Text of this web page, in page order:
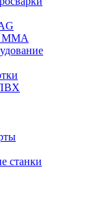
ММА
станки